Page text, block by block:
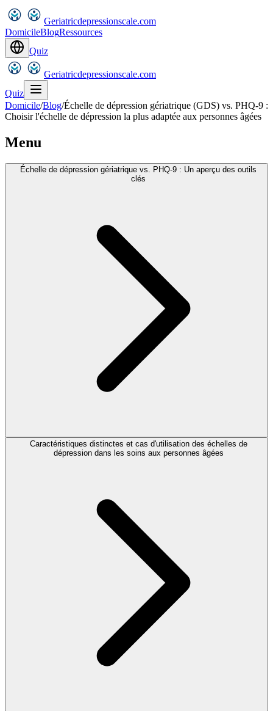
Geriatricdepressionscale.com
DomicileBlogRessources
Quiz
Geriatricdepressionscale.com
Quiz
Domicile/Blog/Échelle de dépression gériatrique (GDS) vs. PHQ-9 :
Choisir l'échelle de dépression la plus adaptée aux personnes âgées
Menu
Échelle de dépression gériatrique vs. PHQ-9 : Un aperçu des outils
clés
Caractéristiques distinctes et cas d'utilisation des échelles de
dépression dans les soins aux personnes âgées